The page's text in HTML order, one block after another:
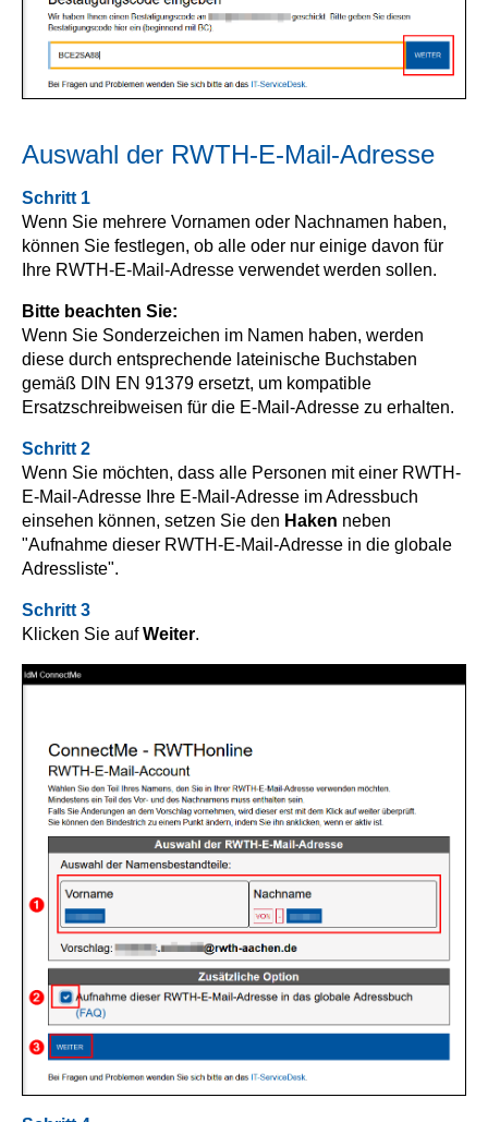
Auswahl der RWTH-E-Mail-Adresse
Schritt 1
Wenn Sie mehrere Vornamen oder Nachnamen haben,
können Sie festlegen, ob alle oder nur einige davon für
Ihre RWTH-E-Mail-Adresse verwendet werden sollen.
Bitte beachten Sie:
Wenn Sie Sonderzeichen im Namen haben, werden
diese durch entsprechende lateinische Buchstaben
gemäß DIN EN 91379 ersetzt, um kompatible
Ersatzschreibweisen für die E-Mail-Adresse zu erhalten.
Schritt 2
Wenn Sie möchten, dass alle Personen mit einer RWTH-
E-Mail-Adresse Ihre E-Mail-Adresse im Adressbuch
einsehen können, setzen Sie den Haken neben
"Aufnahme dieser RWTH-E-Mail-Adresse in die globale
Adressliste".
Schritt 3
Klicken Sie aufWeiter.